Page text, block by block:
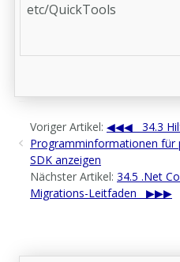
etc/QuickTools
Voriger Artikel:
34.3
Programminformationen für
SDK anzeigen
Nächster Artikel: 34.5 .Net
Migrations-Leitfaden